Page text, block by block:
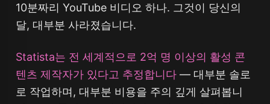
10분짜리 YouTube 비디오 하나. 그것이 당신의
달, 대부분 사라졌습니다.
Statista는 전 세계적으로 2억 명 이상의 활성 콘
텐츠 제작자가 있다고 추정합니다— 대부분 솔로
로 작업하며, 대부분 비용을 주의 깊게 살펴봅니